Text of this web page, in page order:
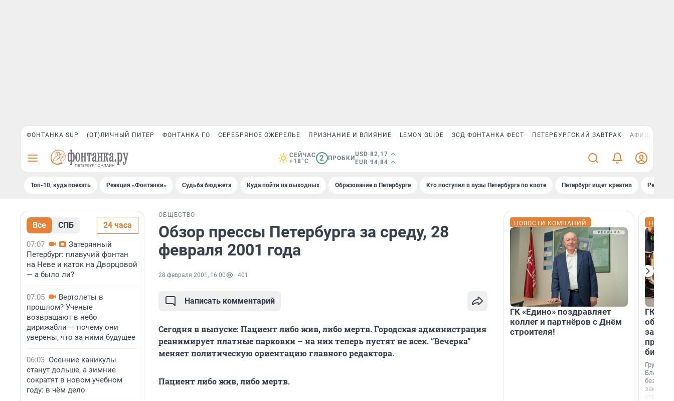
ФОНТАНКА SUP (ОТ)ЛИЧНЫЙ ПИТЕР ФОНТАНКА ГО СЕРЕБРЯНОЕ ОЖЕРЕЛЬЕ ПРИЗНАНИЕ И ВЛИЯНИЕ LEMON GUIDE ЗСД ФОНТАНКА ФЕСТ ПЕТЕРБУРГСКИЙ ЗАВТРАК АФИША PLUS
СЕЙЧАС
+18°C
2 ПРОБКИ
USD 82,17
EUR 94,84
Топ-10, куда поехать Реакция «Фонтанки» Судьба бюджета Куда пойти на выходных Образование в Петербурге Кто поступил в вузы Петербурга по квоте Петербург ищет креатив
Все СПБ 24 часа
07:07
Затерянный
Петербург: плавучий фонтан
на Неве и каток на Дворцовой
— а было ли?
07:05
Вертолеты в
прошлом? Ученые
возвращают в небо
дирижабли — почему они
уверены, что за ними будущее
06:03 Осенние каникулы
станут дольше, а зимние
сократят в новом учебном
году: в чём дело
ОБЩЕСТВО
Обзор прессы Петербурга за среду, 28
февраля 2001 года
28 февраля 2001, 16:00 401
Написать комментарий
Сегодня в выпуске: Пациент либо жив, либо мертв. Городская администрация
реанимирует платные парковки – на них теперь пустят не всех. “Вечерка”
меняет политическую ориентацию главного редактора.
Пациент либо жив, либо мертв.
НОВОСТИ КОМПАНИЙ
ГК «Едино» поздравляет
коллег и партнёров с Днём
строителя!
ГК
Группа